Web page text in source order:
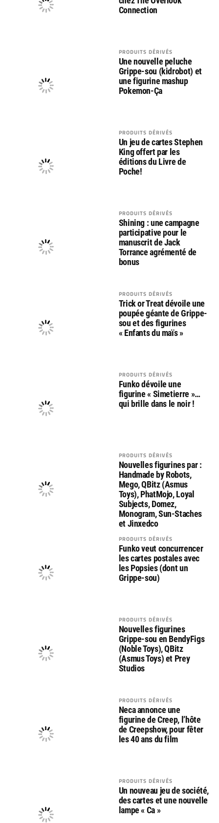
Connection
PRODUITS DÉRIVÉS
Une nouvelle peluche
Grippe-sou (kidrobot) et
une figurine mashup
Pokemon-Ça
PRODUITS DÉRIVÉS
Un jeu de cartes Stephen
King offert par les
éditions du Livre de
Poche!
PRODUITS DÉRIVÉS
Shining : une campagne
participative pour le
manuscrit de Jack
Torrance agrémenté de
bonus
PRODUITS DÉRIVÉS
Trick or Treat dévoile une
poupée géante de Grippe-
sou et des figurines
« Enfants du maïs »
PRODUITS DÉRIVÉS
Funko dévoile une
figurine « Simetierre »…
qui brille dans le noir !
PRODUITS DÉRIVÉS
Nouvelles figurines par :
Handmade by Robots,
Mego, QBitz (Asmus
Toys), PhatMojo, Loyal
Subjects, Domez,
Monogram, Sun-Staches
et Jinxedco
PRODUITS DÉRIVÉS
Funko veut concurrencer
les cartes postales avec
les Popsies (dont un
Grippe-sou)
PRODUITS DÉRIVÉS
Nouvelles figurines
Grippe-sou en BendyFigs
(Noble Toys), QBitz
(Asmus Toys) et Prey
Studios
PRODUITS DÉRIVÉS
Neca annonce une
figurine de Creep, l’hôte
de Creepshow, pour fêter
les 40 ans du film
PRODUITS DÉRIVÉS
Un nouveau jeu de société,
des cartes et une nouvelle
lampe « Ca »